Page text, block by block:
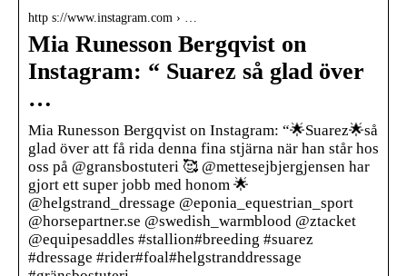
http s://www.instagram.com › …
Mia Runesson Bergqvist on
Instagram: “ Suarez så glad över
…
Mia Runesson Bergqvist on Instagram: “🌟Suarez🌟så
glad över att få rida denna fina stjärna när han står hos
oss på @gransbostuteri 🥰 @mettesejbjergjensen har
gjort ett super jobb med honom 🌟
@helgstrand_dressage @eponia_equestrian_sport
@horsepartner.se @swedish_warmblood @ztacket
@equipesaddles #stallion#breeding #suarez
#dressage #rider#foal#helgstranddressage